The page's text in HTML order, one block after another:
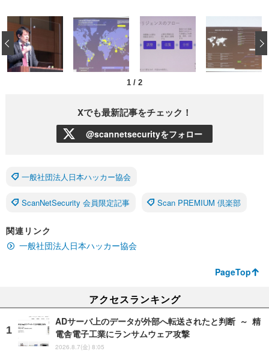
1 / 2
‹
Xでも最新記事をチェック！
@scannetsecurityをフォロー
一般社団法人日本ハッカー協会
ScanNetSecurity 会員限定記事 Scan PREMIUM 倶楽部
関連リンク
一般社団法人日本ハッカー協会
PageTop
アクセスランキング
ADサーバ上のデータが外部へ転送されたと判断 ～ 精
電舎電子工業にランサムウェア攻撃
2026.8.7(金) 8:05